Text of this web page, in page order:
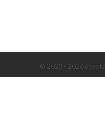
© 2023 - 2026